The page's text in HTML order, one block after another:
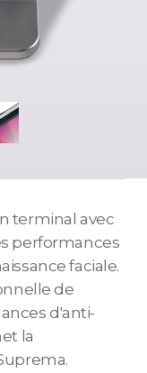
terminal avec
performances
faciale.
de
d'anti-
la